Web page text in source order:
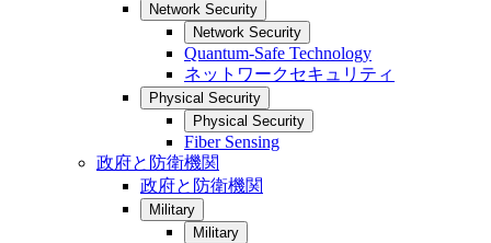
Network Security
Network Security
Quantum-Safe Technology
ネットワークセキュリティ
Physical Security
Physical Security
Fiber Sensing
政府と防衛機関
政府と防衛機関
Military
Military